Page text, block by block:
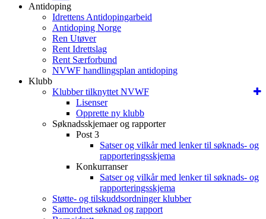
Antidoping
Idrettens Antidopingarbeid
Antidoping Norge
Ren Utøver
Rent Idrettslag
Rent Særforbund
NVWF handlingsplan antidoping
Klubb
Klubber tilknyttet NVWF
Lisenser
Opprette ny klubb
Søknadsskjemaer og rapporter
Post 3
Satser og vilkår med lenker til søknads- og
rapporteringsskjema
Konkurranser
Satser og vilkår med lenker til søknads- og
rapporteringsskjema
Støtte- og tilskuddsordninger klubber
Samordnet søknad og rapport